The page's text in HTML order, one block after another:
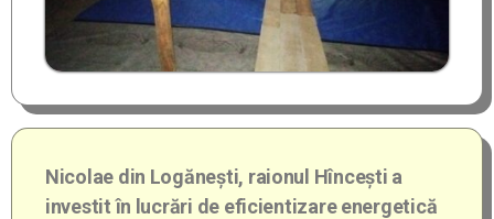
Nicolae din Logănești, raionul Hîncești a
investit în lucrări de eficientizare energetică